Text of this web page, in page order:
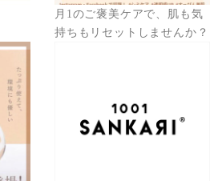
月1のご褒美ケアで、肌も気
持ちもリセットしませんか？